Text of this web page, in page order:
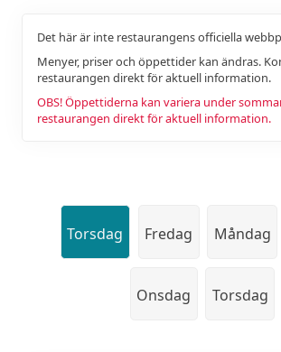
Det här är inte restaurangens officiella
Menyer, priser och öppettider kan ändras.
restaurangen direkt för aktuell information.
OBS! Öppettiderna kan variera under
restaurangen direkt för aktuell information.
Torsdag Fredag Måndag
Onsdag Torsdag